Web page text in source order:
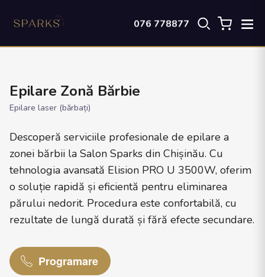
076 778877
Epilare Zonă Bărbie
Epilare laser (bărbați)
Descoperă serviciile profesionale de epilare a
zonei bărbii la Salon Sparks din Chișinău. Cu
tehnologia avansată Elision PRO U 3500W, oferim
o soluție rapidă și eficientă pentru eliminarea
părului nedorit. Procedura este confortabilă, cu
rezultate de lungă durată și fără efecte secundare.
Programare